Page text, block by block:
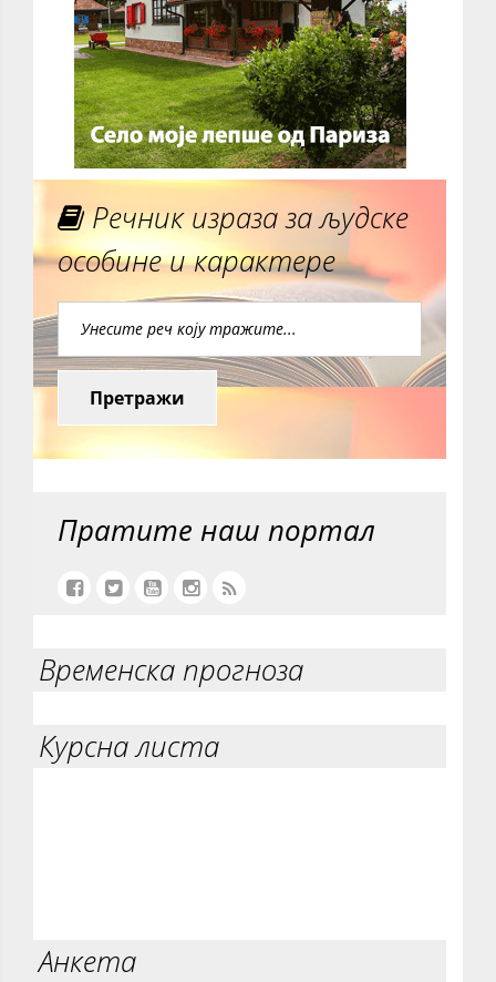
Речник израза за људске
особине и карактере
Претражи
Пратите наш портал
Временска прогноза
Курсна листа
Анкета